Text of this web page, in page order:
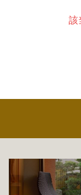
該